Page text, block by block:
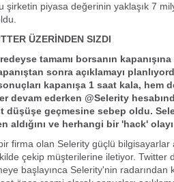
şirketin piyasa değerinin yaklaşık 7
ÜZERİNDEN SIZDI
tamamı borsanın
sonra açıklamayı
kapanışa 1 saat kala, hem
devam ederken @Selerity
geçmesine sebep oldu.
aldığını ve herhangi bir 'hack'
firma olan Selerity güçlü bilgisayarlar
çekip müşterilerine iletiyor. Twitter
başlayınca Selerity'nin radarından